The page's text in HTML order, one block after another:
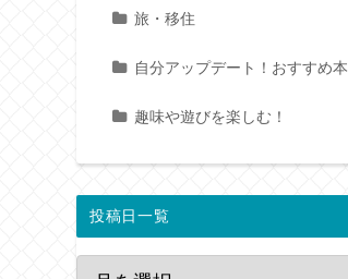
旅・移住
自分アップデート！おすすめ本
趣味や遊びを楽しむ！
投稿日一覧